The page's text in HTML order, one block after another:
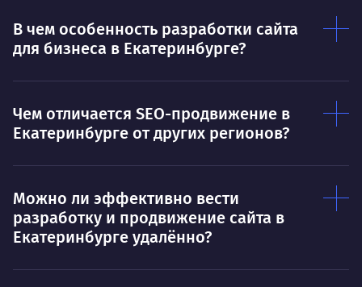
В чем особенность разработки сайта
для бизнеса в Екатеринбурге?
Чем отличается SEO-продвижение в
Екатеринбурге от других регионов?
Можно ли эффективно вести
разработку и продвижение сайта в
Екатеринбурге удалённо?